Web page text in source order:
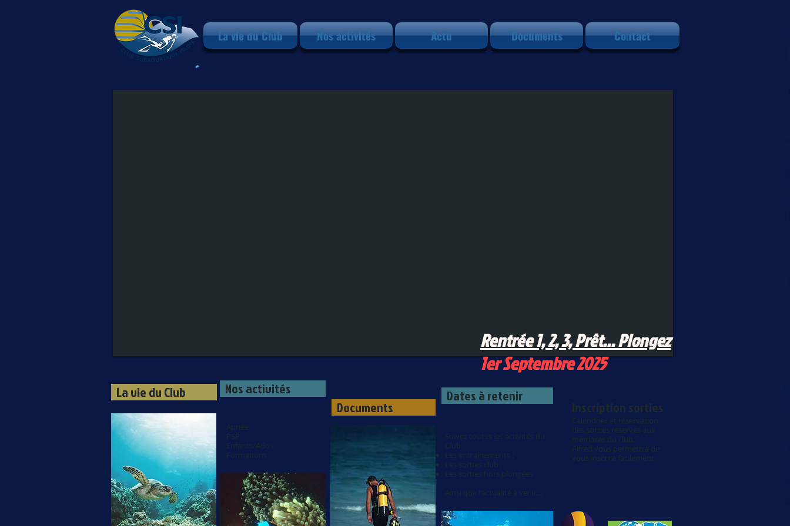
La vie du Club Nos activités Actu Documents Contact
Rentrée 1, 2, 3, Prêt... Plongez
1er Septembre 2025
La vie du Club Nos activités
Apnée
PSP
Enfants/Ados
Formations
Documents
Dates à retenir
Suivez toutes les activités du
Club :
Les entraînements ;
Les sorties club ;
Les sorties hors plongées
Ainsi que l'actualité à venir...
Inscription​​ sorties
Calendrier et réservation
des sorties réservés aux
membres du club.
Alfred vous permettra de
vous inscrire facilement.